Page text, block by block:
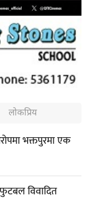
लोकप्रिय
भक्तपुरमा एक
विवादित